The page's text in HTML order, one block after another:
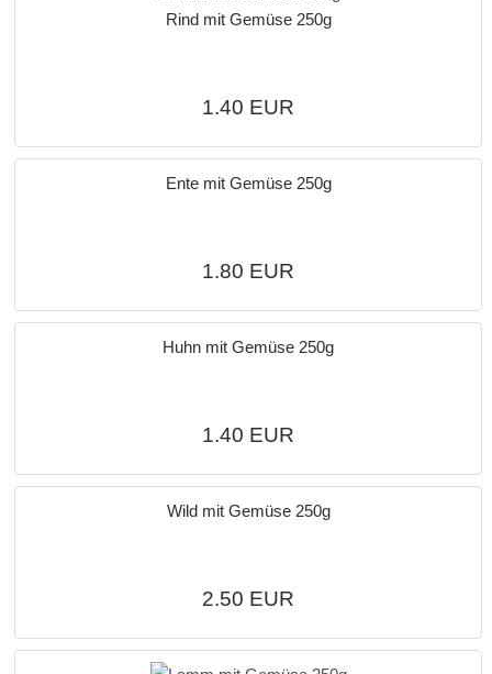
Rind mit Gemüse 250g
1.40 EUR
Ente mit Gemüse 250g
1.80 EUR
Huhn mit Gemüse 250g
1.40 EUR
Wild mit Gemüse 250g
2.50 EUR